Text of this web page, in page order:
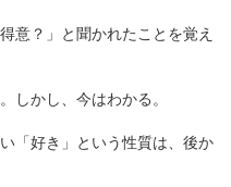
意？」と聞かれたことを覚え
しかし、今はわかる。
「好き」という性質は、後か